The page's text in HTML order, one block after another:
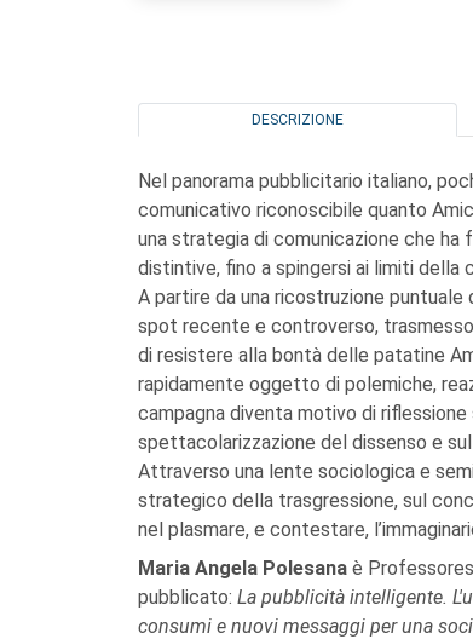
DESCRIZIONE
Nel panorama pubblicitario italiano,
comunicativo riconoscibile quanto
una strategia di comunicazione che ha
distintive, fino a spingersi ai limiti della
A partire da una ricostruzione
spot recente e controverso,
di resistere alla bontà delle patatine
rapidamente oggetto di polemiche,
campagna diventa motivo di
spettacolarizzazione del dissenso e
Attraverso una lente sociologica e
strategico della trasgressione, sul
nel plasmare, e contestare,
Maria Angela Polesana è
pubblicato: La pubblicità intelligente.
consumi e nuovi messaggi per una